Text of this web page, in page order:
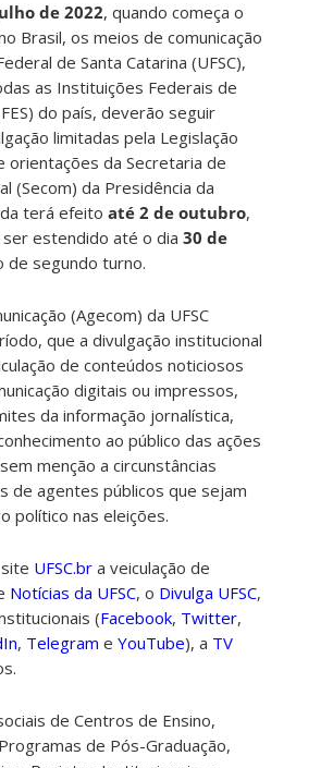
de 2022, quando começa o
Brasil, os meios de comunicação
de Santa Catarina (UFSC),
as Instituições Federais de
do país, deverão seguir
limitadas pela Legislação
orientações da Secretaria de
(Secom) da Presidência da
terá efeitoaté 2 de outubro,
estendido até o dia30 de
de segundo turno.
(Agecom) da UFSC
que a divulgação institucional
de conteúdos noticiosos
digitais ou impressos,
da informação jornalística,
ao público das ações
menção a circunstâncias
de agentes públicos que sejam
político nas eleições.
UFSC.br a veiculação de
Notícias da UFSC, o Divulga UFSC,
(Facebook, Twitter,
, Telegram eYouTube), a TV
de Centros de Ensino,
de Pós-Graduação,